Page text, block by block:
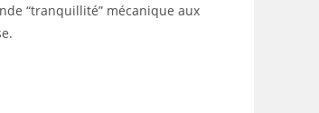
“tranquillité” mécanique aux